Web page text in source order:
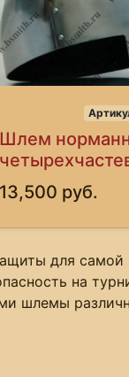
Шлем
13,500 руб.
для самой
на
шлемы